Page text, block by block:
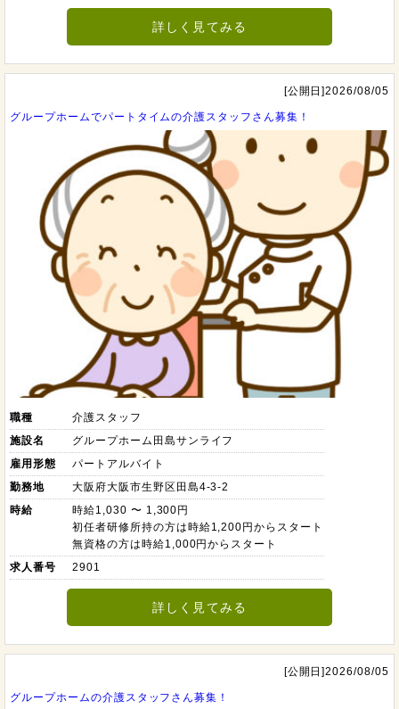
詳しく見てみる
[公開日]2026/08/05
グループホームでパートタイムの介護スタッフさん募集！
職種
介護スタッフ
施設名
グループホーム田島サンライフ
雇用形態
パートアルバイト
勤務地
大阪府大阪市生野区田島4-3-2
時給
時給1,030 〜 1,300円
初任者研修所持の方は時給1,200円からスタート
無資格の方は時給1,000円からスタート
求人番号
2901
詳しく見てみる
[公開日]2026/08/05
グループホームの介護スタッフさん募集！